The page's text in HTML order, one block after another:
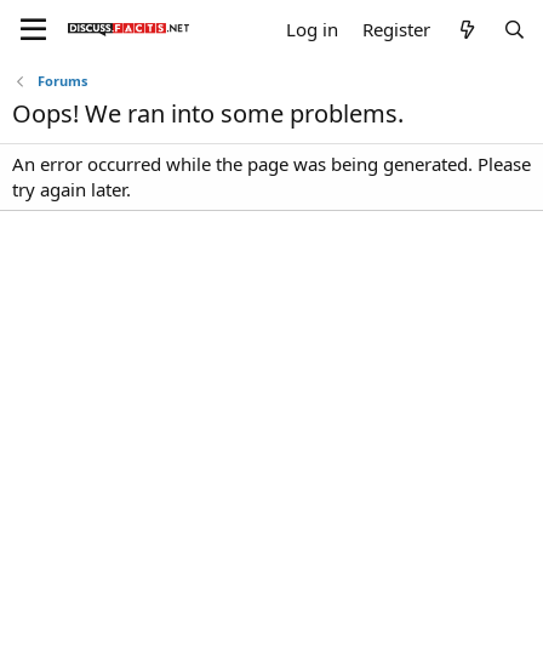
Log in Register
Forums
Oops! We ran into some problems.
An error occurred while the page was being generated. Please
try again later.